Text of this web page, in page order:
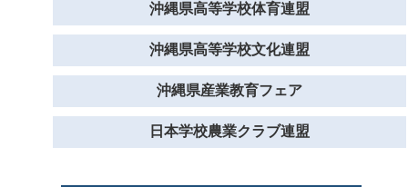
沖縄県高等学校体育連盟
沖縄県高等学校文化連盟
沖縄県産業教育フェア
日本学校農業クラブ連盟